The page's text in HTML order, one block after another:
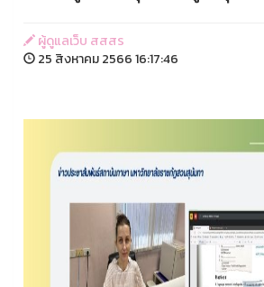
ผู้ดูแลเว็บ สสสร
25 สิงหาคม 2566 16:17:46